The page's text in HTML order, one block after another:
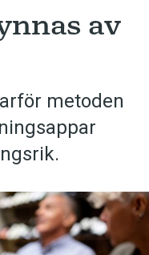
av
metoden